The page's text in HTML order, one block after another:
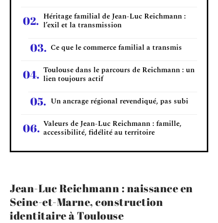
Héritage familial de Jean-Luc Reichmann :
l’exil et la transmission
Ce que le commerce familial a transmis
Toulouse dans le parcours de Reichmann : un
lien toujours actif
Un ancrage régional revendiqué, pas subi
Valeurs de Jean-Luc Reichmann : famille,
accessibilité, fidélité au territoire
Jean-Luc Reichmann : naissance en
Seine-et-Marne, construction
identitaire à Toulouse